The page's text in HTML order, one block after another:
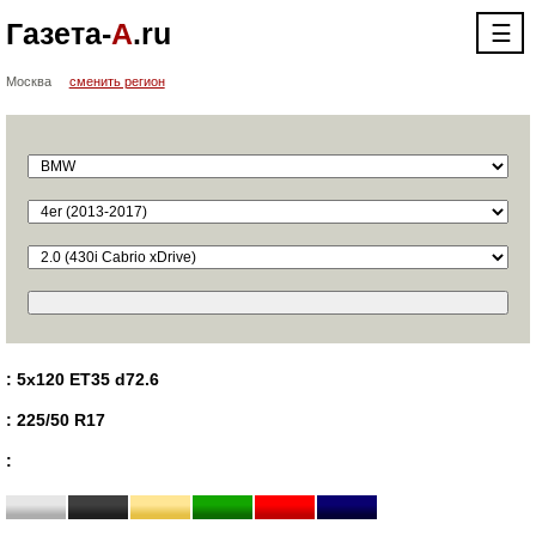
Газета-А.ru ☰
Москва сменить регион
: 5x120 ET35 d72.6
: 225/50 R17
: